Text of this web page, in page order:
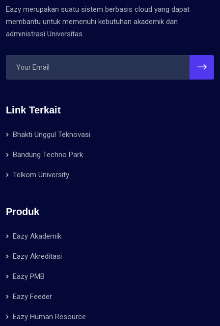
Eazy merupakan suatu sistem berbasis cloud yang dapat
membantu untuk memenuhi kebutuhan akademik dan
administrasi Universitas.
Link Terkait
Bhakti Unggul Teknovasi
Bandung Techno Park
Telkom University
Produk
Eazy Akademik
Eazy Akreditasi
Eazy PMB
Eazy Feeder
Eazy Human Resource